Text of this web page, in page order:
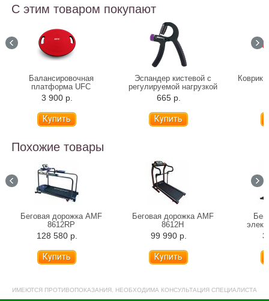
С этим товаром покупают
Балансировочная
платформа UFC
3 900 р.
Эспандер кистевой с
регулируемой нагрузкой
665 р.
Коврик
Похожие товары
Беговая дорожка AMF
8612RP
128 580 р.
Беговая дорожка AMF
8612H
99 990 р.
ИМЕЮТСЯ ПРОТИВОПОКАЗАНИЯ. НЕОБХОДИМА КОНСУЛЬТАЦИЯ СПЕЦИАЛИСТА